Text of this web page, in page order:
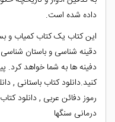
داده شده است.
این کتاب یک کتاب کمیاب و
دقینه شناسی و باستان
دفینه ها به شما خواهد کرد.
کنید.دانلود کتاب باستانی ,
رموز دفائن عربی , دانلود
درمانی سنگها